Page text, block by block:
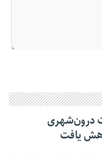
درون‌شهری